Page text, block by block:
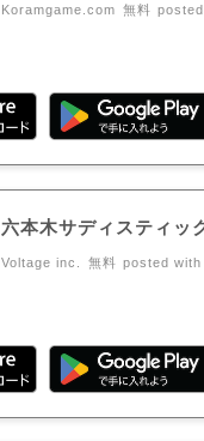
Koramgame.com 無料
六本木サディスティッ
Voltage inc. 無料 posted with